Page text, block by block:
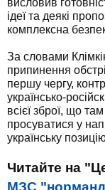
висловив
ідеї та деякі
комплексна
За словами
припинення
першу чергу,
українсько-
всієї зброї, що
просуватися у
українську
Читайте на
МЗС